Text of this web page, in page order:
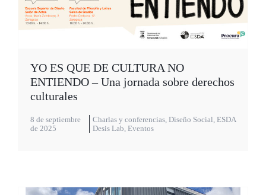
YO ES QUE DE CULTURA NO
ENTIENDO – Una jornada sobre derechos
culturales
8 de septiembre
de 2025
Charlas y conferencias, Diseño Social, ESDA
Desis Lab, Eventos